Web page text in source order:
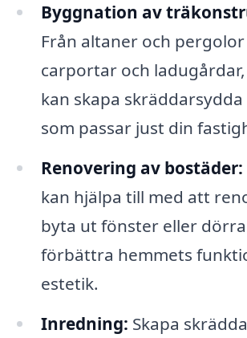
Byggnation av
Från altaner och
carportar och
kan skapa
som passar just din
Renovering av bostäder:
kan hjälpa till med att
byta ut fönster eller
förbättra hemmets
estetik.
Inredning: Skapa